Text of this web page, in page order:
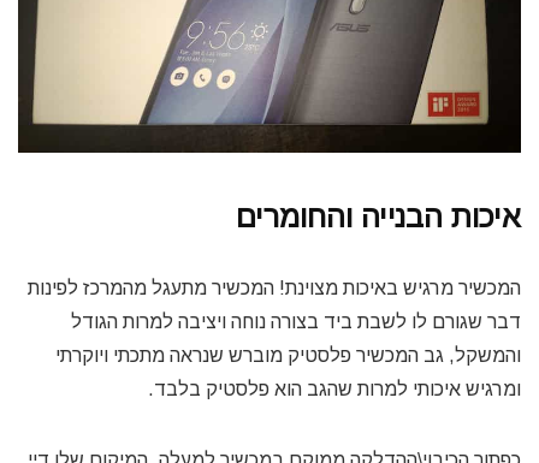
איכות הבנייה והחומרים
המכשיר מרגיש באיכות מצוינת! המכשיר מתעגל מהמרכז לפינות
דבר שגורם לו לשבת ביד בצורה נוחה ויציבה למרות הגודל
והמשקל, גב המכשיר פלסטיק מוברש שנראה מתכתי ויוקרתי
ומרגיש איכותי למרות שהגב הוא פלסטיק בלבד.